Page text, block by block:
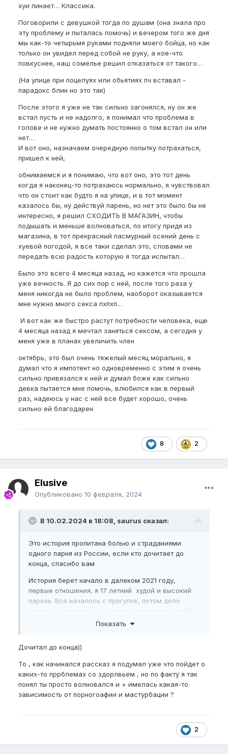
хуи пинает… Классика.
Поговорили с девушкой тогда по душам (она знала про
эту проблему и пыталась помочь) и вечером того же дня
мы как-то четырьмя руками подняли моего бойца, но как
только он увидел перед собой не руку, а кое-что
повкуснее, наш сомелье решил отказаться от такого…
(На улице при поцелуях или обьятиях пч вставал -
парадокс блин но это так)
После этого я уже не так сильно загонялся, ну он же
встал пусть и не надолго, я понимал что проблема в
голове и не нужно думать постоянно о том встал он или
нет…
И вот оно, назначаем очередную попытку потрахаться,
пришел к ней,
обнимаемся и я понимаю, что вот оно, это тот день
когда я наконец-то потрахаюсь нормально, я чувствовал
что он стоит как будто я на улице, и в тот момент
казалось бы, ну действуй парень, но нет это было бы не
интересно, я решил СХОДИТЬ В МАГАЗИН, чтобы
подышать и меньше волноваться, по итогу придя из
магазина, в тот прекрасный пасмурный осений день с
хуевой погодой, я все таки сделал это, словами не
передать всю радость которую я тогда испытал…
Было это всего 4 месяца назад, но кажется что прошла
уже вечность. Я до сих пор с ней, после того раза у
меня никогда не было проблем, наоборот оказывается
мне нужно много секса пхпхп…
И вот как же быстро растут потребности человека, еще
4 месяца назад я мечтал заняться сексом, а сегодня у
меня уже в планах увеличить член
октябрь, это был очень тяжелый месяц морально, я
думал что я импотент но одновременно с этим я очень
сильно привязался к ней и думал боже как сильно
девка пытается мне помочь, влюбился как в первый
раз, надеюсь у нас с ней все будет хорошо, очень
сильно ей благодарен
8 2
Elusive
Опубликовано 10 февраля, 2024
В 10.02.2024 в 18:08, saurus сказал:
Это история пропитана болью и страданиями
одного парня из России, если кто дочитает до
конца, спасибо вам
История берет начало в далеком 2021 году,
первые отношения, я 17 летний худой и высокий
парень. Все началось с прогулок, потом дело
дошло до поцелуев и я начал чувствовать что Во
время наших поцелуев я чувствовал влечение, но
дошло, и меня это не сильно беспокоило. Потом
переехал в другой город, общался с несколькими
девушками в период 2021-2022. Некоторые
намекали на секс, где-то нужно было чуть чуть
сверстников,уже от секса с девушкой деваться
Показать
Дочитал до конца))
То , как начинался рассказ я подумал уже что пойдет о
каких-то пррблемах со здорлвьем , но по факту я так
понял ты просто волновался и + имелась какая-то
зависимость от порногоафии и мастурбации ?
2